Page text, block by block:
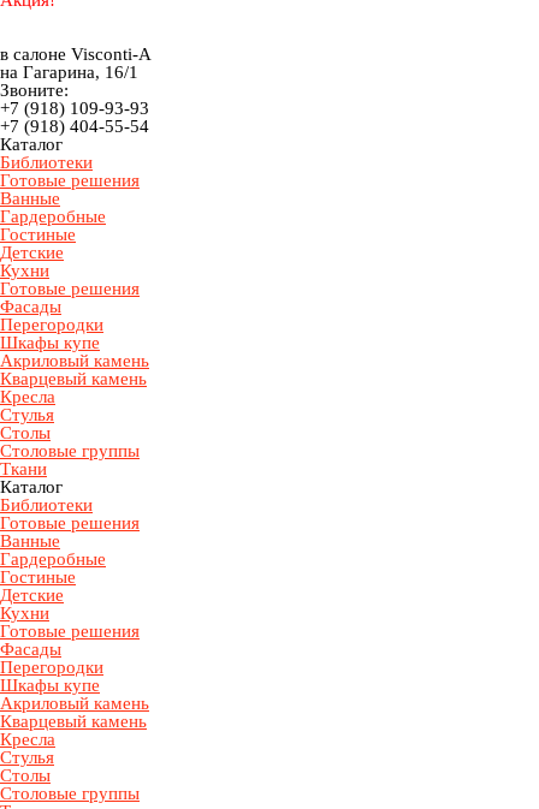
в салоне Visconti-A
на Гагарина, 16/1
Звоните:
+7 (918) 109-93-93
+7 (918) 404-55-54
Каталог
Библиотеки
Готовые решения
Ванные
Гардеробные
Гостиные
Детские
Кухни
Готовые решения
Фасады
Перегородки
Шкафы купе
Акриловый камень
Кварцевый камень
Кресла
Стулья
Столы
Столовые группы
Ткани
Каталог
Библиотеки
Готовые решения
Ванные
Гардеробные
Гостиные
Детские
Кухни
Готовые решения
Фасады
Перегородки
Шкафы купе
Акриловый камень
Кварцевый камень
Кресла
Стулья
Столы
Столовые группы